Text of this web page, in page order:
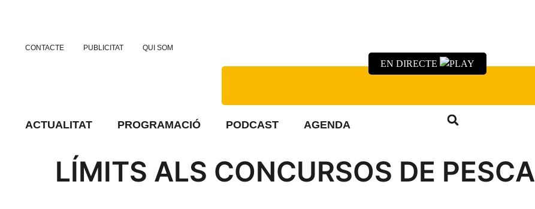
CONTACTE PUBLICITAT QUI SOM
EN DIRECTE
ACTUALITAT PROGRAMACIÓ PODCAST AGENDA
LÍMITS ALS CONCURSOS DE PESCA